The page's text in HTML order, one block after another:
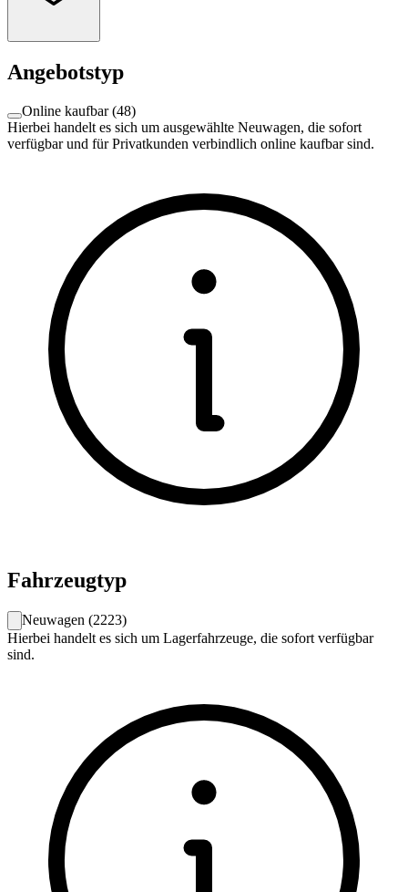
Angebotstyp
Online kaufbar(48)
Hierbei handelt es sich um ausgewählte Neuwagen, die sofort
verfügbar und für Privatkunden verbindlich online kaufbar sind.
Fahrzeugtyp
Neuwagen (2223)
Hierbei handelt es sich um Lagerfahrzeuge, die sofort verfügbar
sind.